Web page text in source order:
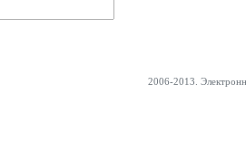
2006-2013.